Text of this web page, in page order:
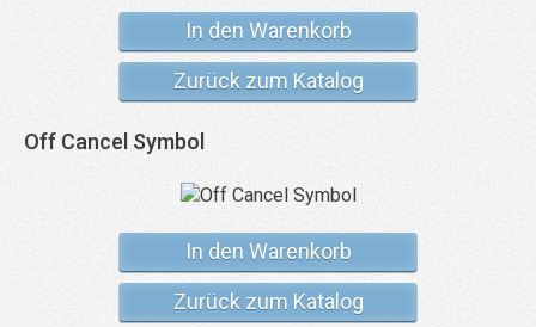
In den Warenkorb
Zurück zum Katalog
Off Cancel Symbol
In den Warenkorb
Zurück zum Katalog